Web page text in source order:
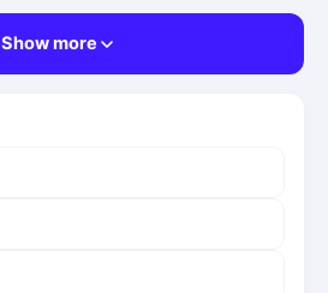
Show more